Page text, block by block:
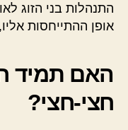
התנהלות בני הזוג
אופן ההתייחסות
האם תמיד
חצי-חצי?